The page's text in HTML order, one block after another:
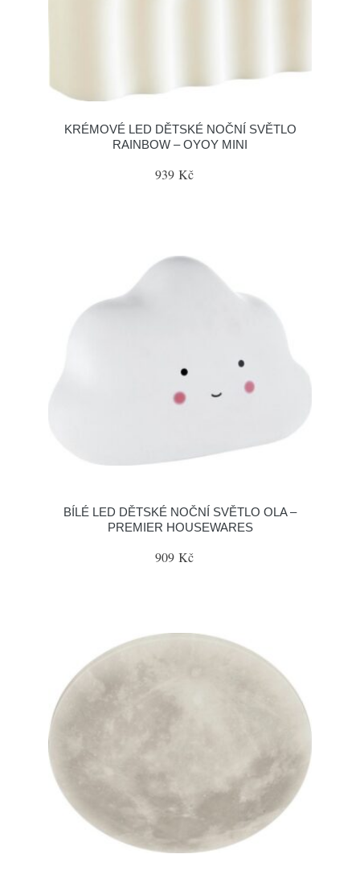
KRÉMOVÉ LED DĚTSKÉ NOČNÍ SVĚTLO
RAINBOW – OYOY MINI
939 Kč
BÍLÉ LED DĚTSKÉ NOČNÍ SVĚTLO OLA –
PREMIER HOUSEWARES
909 Kč